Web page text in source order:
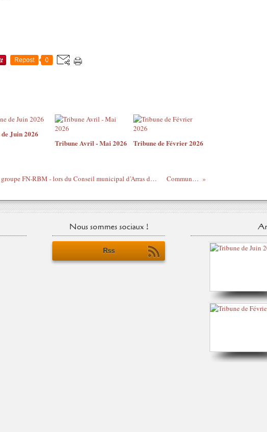
Repost 0
Juin 2026
Tribune Avril - Mai 2026
Tribune de Février 2026
Intervention de Thierry Ducroux - groupe FN-RBM - lors du Conseil municipal d’Arras du 4 juillet 2016 concernant la dénomination du terrain multisports Saint-Exupéry Communiqué de presse
Nous sommes sociaux !
Rss